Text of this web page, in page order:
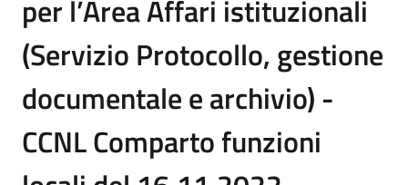
per l’Area Affari istituzionali
(Servizio Protocollo, gestione
documentale e archivio) -
CCNL Comparto funzioni